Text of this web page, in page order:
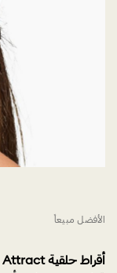
الأفضل مبيعاً
أقراط حلقية Stilla Attract‎